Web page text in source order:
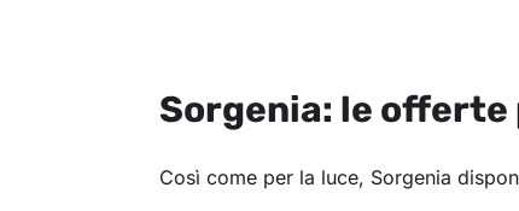
Sorgenia: le offerte
Così come per la luce, Sorgenia